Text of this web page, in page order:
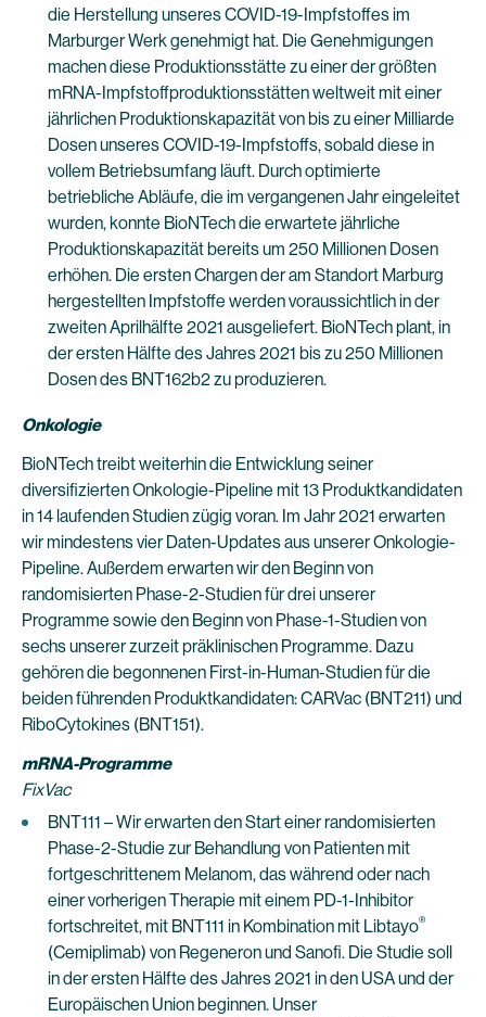
die Herstellung unseres COVID-19-Impfstoffes im
Marburger Werk genehmigt hat. Die Genehmigungen
machen diese Produktionsstätte zu einer der größten
mRNA-Impfstoffproduktionsstätten weltweit mit einer
jährlichen Produktionskapazität von bis zu einer Milliarde
Dosen unseres COVID-19-Impfstoffs, sobald diese in
vollem Betriebsumfang läuft. Durch optimierte
betriebliche Abläufe, die im vergangenen Jahr eingeleitet
wurden, konnte BioNTech die erwartete jährliche
Produktionskapazität bereits um 250 Millionen Dosen
erhöhen. Die ersten Chargen der am Standort Marburg
hergestellten Impfstoffe werden voraussichtlich in der
zweiten Aprilhälfte 2021 ausgeliefert. BioNTech plant, in
der ersten Hälfte des Jahres 2021 bis zu 250 Millionen
Dosen des BNT162b2 zu produzieren.
Onkologie
BioNTech treibt weiterhin die Entwicklung seiner
diversifizierten Onkologie-Pipeline mit 13 Produktkandidaten
in 14 laufenden Studien zügig voran. Im Jahr 2021 erwarten
wir mindestens vier Daten-Updates aus unserer Onkologie-
Pipeline. Außerdem erwarten wir den Beginn von
randomisierten Phase-2-Studien für drei unserer
Programme sowie den Beginn von Phase-1-Studien von
sechs unserer zurzeit präklinischen Programme. Dazu
gehören die begonnenen First-in-Human-Studien für die
beiden führenden Produktkandidaten: CARVac (BNT211) und
RiboCytokines (BNT151).
mRNA-Programme
FixVac
BNT111 – Wir erwarten den Start einer randomisierten
Phase-2-Studie zur Behandlung von Patienten mit
fortgeschrittenem Melanom, das während oder nach
einer vorherigen Therapie mit einem PD-1-Inhibitor
fortschreitet, mit BNT111 in Kombination mit Libtayo®
(Cemiplimab) von Regeneron und Sanofi. Die Studie soll
in der ersten Hälfte des Jahres 2021 in den USA und der
Europäischen Union beginnen. Unser